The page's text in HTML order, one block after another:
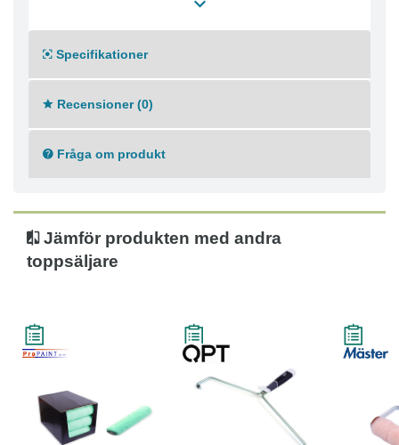
Specifikationer
Recensioner (0)
Fråga om produkt
Jämför produkten med andra
toppsäljare